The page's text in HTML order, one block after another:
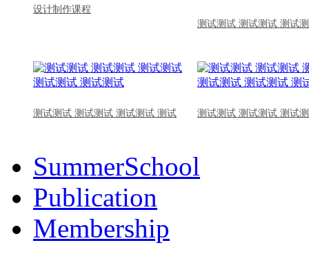
设计制作课程
测试测试 测试测试 测试
测试测试 测试测试 测试测试 测试 测试测试 测试测试 测试
SummerSchool
Publication
Membership